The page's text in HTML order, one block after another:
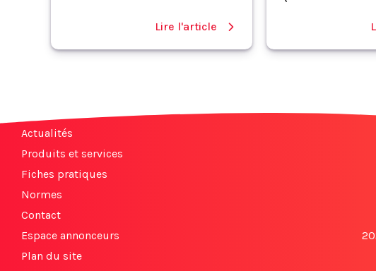
Lire l'article
Actualités
Produits et services
Fiches pratiques
Normes
Contact
Espace annonceurs
Plan du site